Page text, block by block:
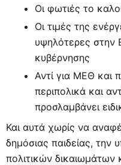
Οι φωτιές το
Οι τιμές της
υψηλότερες στην
κυβέρνησης
Αντί για ΜΕΘ και
περιπολικά και
προσλαμβάνει
Και αυτά χωρίς να
δημόσιας παιδείας, την
πολιτικών δικαιωμάτων